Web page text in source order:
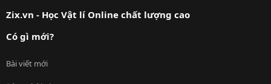
Zix.vn - Học Vật lí Online chất lượng cao
Có gì mới?
Bài viết mới